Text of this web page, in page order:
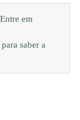
em
saber a